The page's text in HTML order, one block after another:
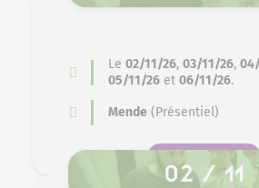
Le 02/11/26, 03/11/26,
05/11/26 et 06/11/26.
Mende (Présentiel)
02 / 11